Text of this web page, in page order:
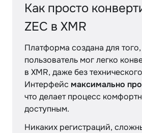
Как просто
ZEC в XMR
Платформа создана для
пользователь мог легко
в XMR, даже без
Интерфейс максимально
что делает процесс
доступным.
Никаких регистраций,